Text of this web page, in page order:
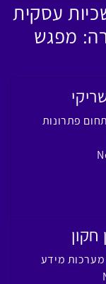
עסקית
מפגש
פתרונות
חקון
מידע